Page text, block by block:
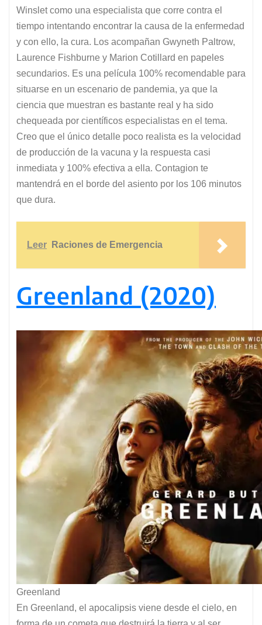
Winslet como una especialista que corre contra el
tiempo intentando encontrar la causa de la enfermedad
y con ello, la cura. Los acompañan Gwyneth Paltrow,
Laurence Fishburne y Marion Cotillard en papeles
secundarios. Es una película 100% recomendable para
situarse en un escenario de pandemia, ya que la
ciencia que muestran es bastante real y ha sido
chequeada por científicos especialistas en el tema.
Creo que el único detalle poco realista es la velocidad
de producción de la vacuna y la respuesta casi
inmediata y 100% efectiva a ella. Contagion te
mantendrá en el borde del asiento por los 106 minutos
que dura.
Leer Raciones de Emergencia
Greenland (2020)
Greenland
En Greenland, el apocalipsis viene desde el cielo, en